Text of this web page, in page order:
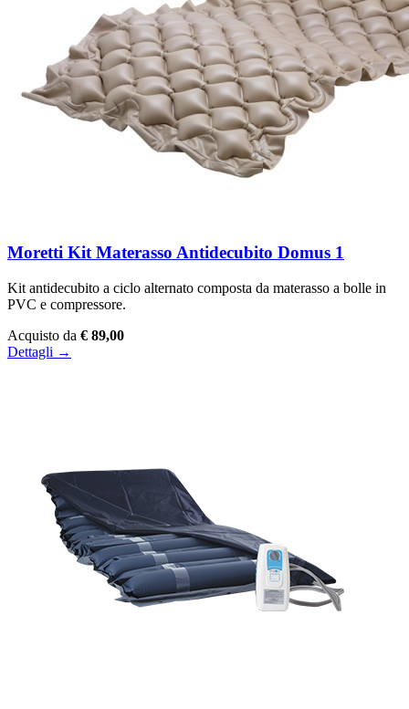
Moretti Kit Materasso Antidecubito Domus 1
Kit antidecubito a ciclo alternato composta da materasso a bolle in
PVC e compressore.
Acquisto da € 89,00
Dettagli →